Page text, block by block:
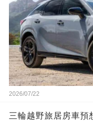
2026/07/22
三輪越野旅居房車預